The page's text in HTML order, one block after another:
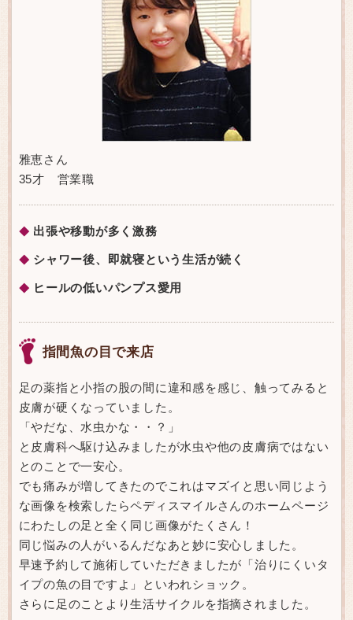
雅恵さん
35才 営業職
◆ 出張や移動が多く激務
◆ シャワー後、即就寝という生活が続く
◆ ヒールの低いパンプス愛用
指間魚の目で来店
足の薬指と小指の股の間に違和感を感じ、触ってみると
皮膚が硬くなっていました。
「やだな、水虫かな・・？」
と皮膚科へ駆け込みましたが水虫や他の皮膚病ではない
とのことで一安心。
でも痛みが増してきたのでこれはマズイと思い同じよう
な画像を検索したらペディスマイルさんのホームページ
にわたしの足と全く同じ画像がたくさん！
同じ悩みの人がいるんだなあと妙に安心しました。
早速予約して施術していただきましたが「治りにくいタ
イプの魚の目ですよ」といわれショック。
さらに足のことより生活サイクルを指摘されました。